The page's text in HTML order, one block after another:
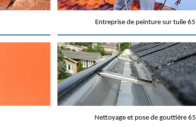
Entreprise de peinture sur tuile 65
Nettoyage et pose de gouttière 65